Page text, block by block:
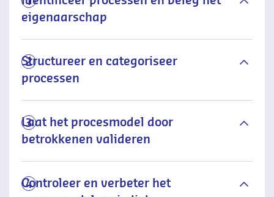
eigenaarschap
2
Structureer en categoriseer
processen
3
Laat het procesmodel door
betrokkenen valideren
4
Controleer en verbeter het